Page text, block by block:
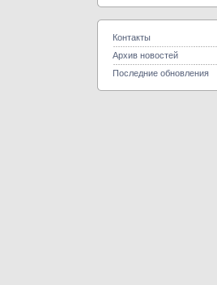
Контакты
Архив новостей
Последние обновления